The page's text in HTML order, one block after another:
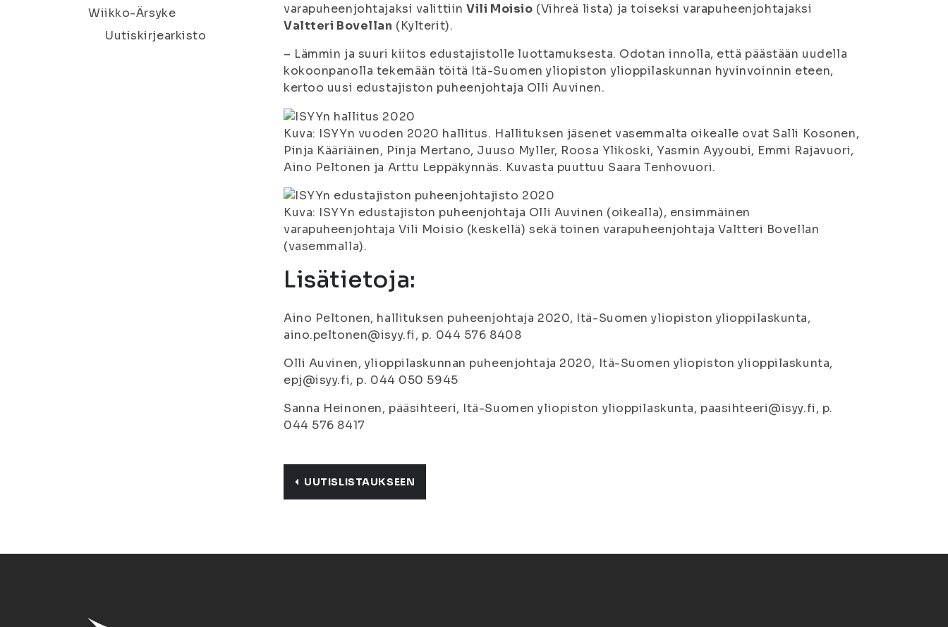
Wiikko-Ärsyke
Uutiskirjearkisto
varapuheenjohtajaksi valittiinVili Moisio (Vihreä lista) ja toiseksi varapuheenjohtajaksi
Valtteri Bovellan (Kylterit).
– Lämmin ja suuri kiitos edustajistolle luottamuksesta. Odotan innolla, että päästään uudella
kokoonpanolla tekemään töitä Itä-Suomen yliopiston ylioppilaskunnan hyvinvoinnin eteen,
kertoo uusi edustajiston puheenjohtaja Olli Auvinen.
Kuva: ISYYn vuoden 2020 hallitus. Hallituksen jäsenet vasemmalta oikealle ovat Salli Kosonen,
Pinja Kääriäinen, Pinja Mertano, Juuso Myller, Roosa Ylikoski, Yasmin Ayyoubi, Emmi Rajavuori,
Aino Peltonen ja Arttu Leppäkynnäs. Kuvasta puuttuu Saara Tenhovuori.
Kuva: ISYYn edustajiston puheenjohtaja Olli Auvinen (oikealla), ensimmäinen
varapuheenjohtaja Vili Moisio (keskellä) sekä toinen varapuheenjohtaja Valtteri Bovellan
(vasemmalla).
Lisätietoja:
Aino Peltonen, hallituksen puheenjohtaja 2020, Itä-Suomen yliopiston ylioppilaskunta,
aino.peltonen@isyy.fi, p. 044 576 8408
Olli Auvinen, ylioppilaskunnan puheenjohtaja 2020, Itä-Suomen yliopiston ylioppilaskunta,
epj@isyy.fi, p. 044 050 5945
Sanna Heinonen, pääsihteeri, Itä-Suomen yliopiston ylioppilaskunta, paasihteeri@isyy.fi, p.
044 576 8417
UUTISLISTAUKSEEN